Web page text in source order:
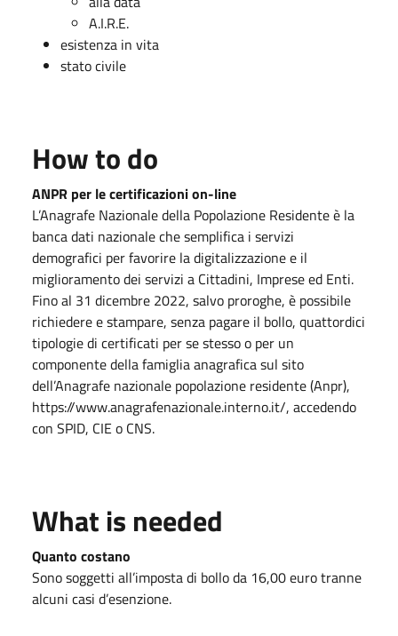
A.I.R.E.
esistenza in vita
stato civile
How to do
ANPR per le certificazioni on-line
L’Anagrafe Nazionale della Popolazione Residente è la
banca dati nazionale che semplifica i servizi
demografici per favorire la digitalizzazione e il
miglioramento dei servizi a Cittadini, Imprese ed Enti.
Fino al 31 dicembre 2022, salvo proroghe, è possibile
richiedere e stampare, senza pagare il bollo, quattordici
tipologie di certificati per se stesso o per un
componente della famiglia anagrafica sul sito
dell’Anagrafe nazionale popolazione residente (Anpr),
https://www.anagrafenazionale.interno.it/, accedendo
con SPID, CIE o CNS.
What is needed
Quanto costano
Sono soggetti all’imposta di bollo da 16,00 euro tranne
alcuni casi d’esenzione.